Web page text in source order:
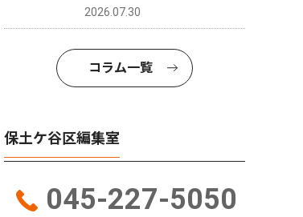
2026.07.30
コラム一覧
保土ケ谷区編集室
045-227-5050